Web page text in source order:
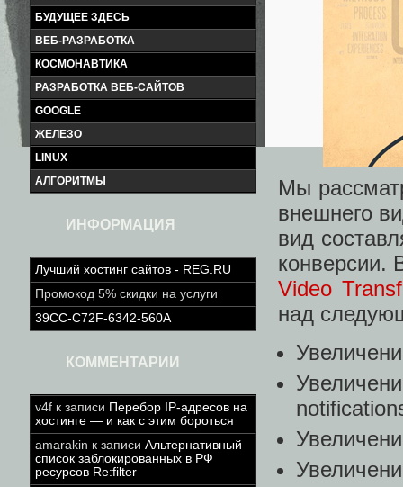
БУДУЩЕЕ ЗДЕСЬ
ВЕБ-РАЗРАБОТКА
КОСМОНАВТИКА
РАЗРАБОТКА ВЕБ-САЙТОВ
GOOGLE
ЖЕЛЕЗО
LINUX
АЛГОРИТМЫ
ИНФОРМАЦИЯ
Лучший хостинг сайтов - REG.RU
Промокод 5% скидки на услуги
39CC-C72F-6342-560A
КОММЕНТАРИИ
v4f к записи Перебор IP-адресов на
хостинге — и как с этим бороться
amarakin к записи Альтернативный
список заблокированных в РФ
ресурсов Re:filter
Мы
внешнего
вид
конверсии.
Video
над